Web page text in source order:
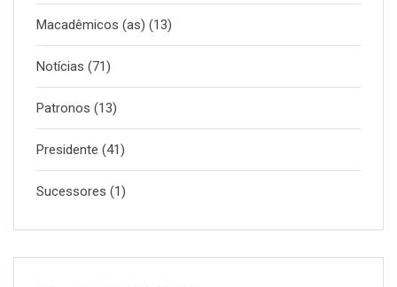
Macadêmicos (as) (13)
Notícias (71)
Patronos (13)
Presidente (41)
Sucessores (1)